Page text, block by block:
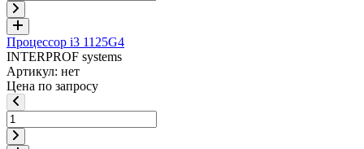
Процессор i3 1125G4
INTERPROF systems
Артикул: нет
Цена по запросу